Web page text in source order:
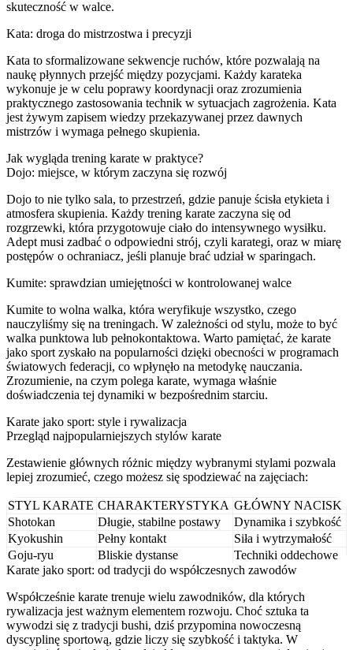
skuteczność w walce.
Kata: droga do mistrzostwa i precyzji
Kata to sformalizowane sekwencje ruchów, które pozwalają na
naukę płynnych przejść między pozycjami. Każdy karateka
wykonuje je w celu poprawy koordynacji oraz zrozumienia
praktycznego zastosowania technik w sytuacjach zagrożenia. Kata
jest żywym zapisem wiedzy przekazywanej przez dawnych
mistrzów i wymaga pełnego skupienia.
Jak wygląda trening karate w praktyce?
Dojo: miejsce, w którym zaczyna się rozwój
Dojo to nie tylko sala, to przestrzeń, gdzie panuje ścisła etykieta i
atmosfera skupienia. Każdy trening karate zaczyna się od
rozgrzewki, która przygotowuje ciało do intensywnego wysiłku.
Adept musi zadbać o odpowiedni strój, czyli karategi, oraz w miarę
postępów o ochraniacz, jeśli planuje brać udział w sparingach.
Kumite: sprawdzian umiejętności w kontrolowanej walce
Kumite to wolna walka, która weryfikuje wszystko, czego
nauczyliśmy się na treningach. W zależności od stylu, może to być
walka punktowa lub pełnokontaktowa. Warto pamiętać, że karate
jako sport zyskało na popularności dzięki obecności w programach
światowych federacji, co wpłynęło na metodykę nauczania.
Zrozumienie, na czym polega karate, wymaga właśnie
doświadczenia tej dynamiki w bezpośrednim starciu.
Karate jako sport: style i rywalizacja
Przegląd najpopularniejszych stylów karate
Zestawienie głównych różnic między wybranymi stylami pozwala
lepiej zrozumieć, czego możesz się spodziewać na zajęciach:
STYL KARATE CHARAKTERYSTYKA GŁÓWNY NACISK
Shotokan
Długie, stabilne postawy
Dynamika i szybkość
Kyokushin
Pełny kontakt
Siła i wytrzymałość
Goju-ryu
Bliskie dystanse
Techniki oddechowe
Karate jako sport: od tradycji do współczesnych zawodów
Współcześnie karate trenuje wielu zawodników, dla których
rywalizacja jest ważnym elementem rozwoju. Choć sztuka ta
wywodzi się z tradycji bushi, dziś przypomina nowoczesną
dyscyplinę sportową, gdzie liczy się szybkość i taktyka. W